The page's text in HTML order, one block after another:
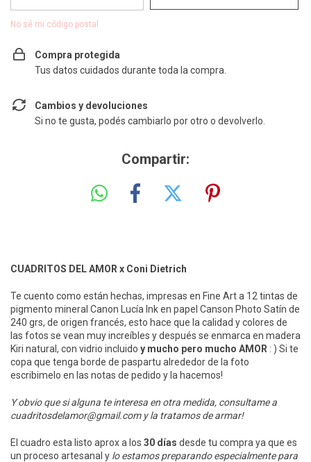
No sé mi código postal
Compra protegida
Tus datos cuidados durante toda la compra.
Cambios y devoluciones
Si no te gusta, podés cambiarlo por otro o devolverlo.
Compartir:
CUADRITOS DEL AMOR x Coni Dietrich
Te cuento como están hechas, impresas en Fine Art a 12 tintas de
pigmento mineral Canon Lucía Ink en papel Canson Photo Satín de
240 grs, de origen francés, esto hace que la calidad y colores de
las fotos se vean muy increíbles y después se enmarca en madera
Kiri natural, con vidrio incluido y mucho pero mucho AMOR : ) Si te
copa que tenga borde de paspartu alrededor de la foto
escribimelo en las notas de pedido y la hacemos!
Y obvio que si alguna te interesa en otra medida, consultame a
cuadritosdelamor@gmail.comy la tratamos de armar!
El cuadro esta listo aprox a los 30 días desde tu compra ya que es
un proceso artesanal y lo estamos preparando especialmente para